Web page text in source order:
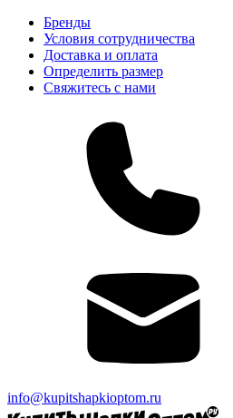
Бренды
Условия сотрудничества
Доставка и оплата
Определить размер
Свяжитесь с нами
info@kupitshapkioptom.ru